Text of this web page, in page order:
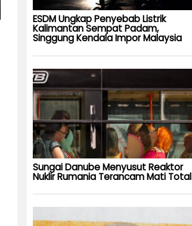
ESDM Ungkap Penyebab Listrik
Kalimantan Sempat Padam,
Singgung Kendala Impor Malaysia
Sungai Danube Menyusut Reaktor
Nuklir Rumania Terancam Mati Total